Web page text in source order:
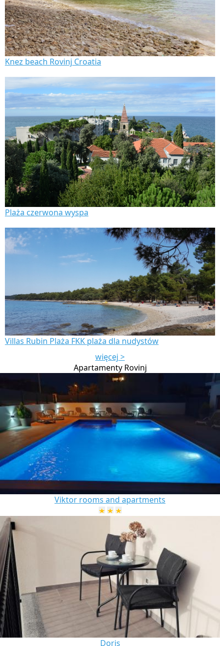
Knez beach Rovinj Croatia
Plaża czerwona wyspa
Villas Rubin Plaża FKK plaża dla nudystów
więcej >
Apartamenty Rovinj
Viktor rooms and apartments
Doris